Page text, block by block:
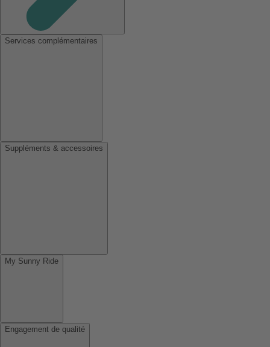
Services complémentaires
Suppléments & accessoires
My Sunny Ride
Engagement de qualité